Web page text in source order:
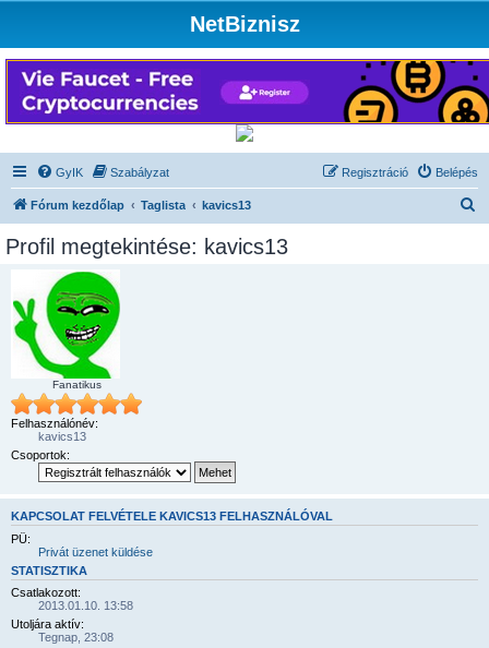
NetBiznisz
GyIK Szabályzat Belépés
Regisztráció
Fórum kezdőlap Taglista kavics13
Profil megtekintése: kavics13
Fanatikus
Felhasználónév:
kavics13
Csoportok:
KAPCSOLAT FELVÉTELE KAVICS13 FELHASZNÁLÓVAL
PÜ:
Privát üzenet küldése
STATISZTIKA
Csatlakozott:
2013.01.10. 13:58
Utoljára aktív:
Tegnap, 23:08